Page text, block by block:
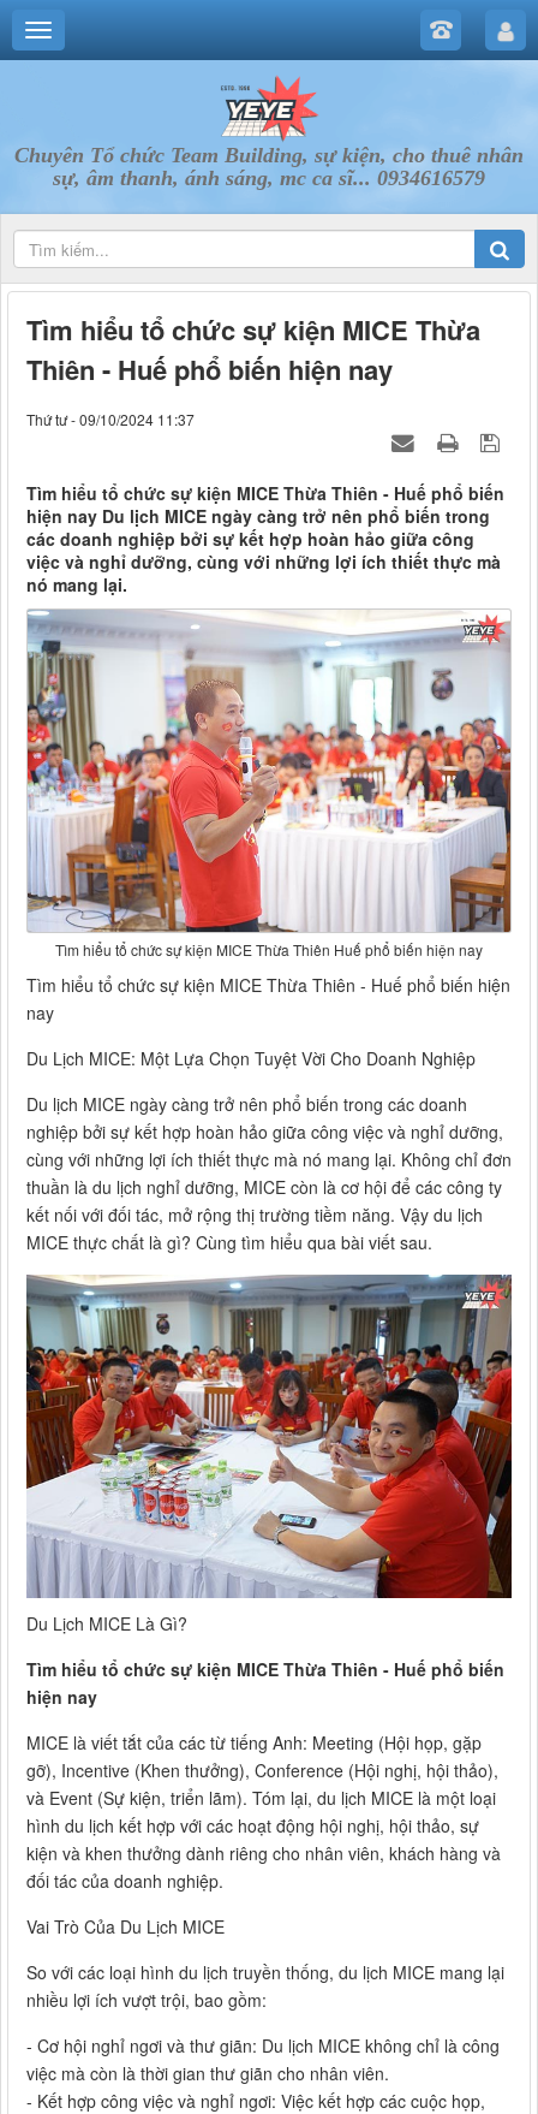
Chuyên Tổ chức Team Building, sự kiện, cho thuê nhân
sự, âm thanh, ánh sáng, mc ca sĩ... 0934616579
Tìm hiểu tổ chức sự kiện MICE Thừa
Thiên - Huế phổ biến hiện nay
Thứ tư - 09/10/2024 11:37
Tìm hiểu tổ chức sự kiện MICE Thừa Thiên - Huế phổ biến
hiện nay Du lịch MICE ngày càng trở nên phổ biến trong
các doanh nghiệp bởi sự kết hợp hoàn hảo giữa công
việc và nghỉ dưỡng, cùng với những lợi ích thiết thực mà
nó mang lại.
Tìm hiểu tổ chức sự kiện MICE Thừa Thiên Huế phổ biến hiện nay
Tìm hiểu tổ chức sự kiện MICE Thừa Thiên - Huế phổ biến hiện
nay
Du Lịch MICE: Một Lựa Chọn Tuyệt Vời Cho Doanh Nghiệp
Du lịch MICE ngày càng trở nên phổ biến trong các doanh
nghiệp bởi sự kết hợp hoàn hảo giữa công việc và nghỉ dưỡng,
cùng với những lợi ích thiết thực mà nó mang lại. Không chỉ đơn
thuần là du lịch nghỉ dưỡng, MICE còn là cơ hội để các công ty
kết nối với đối tác, mở rộng thị trường tiềm năng. Vậy du lịch
MICE thực chất là gì? Cùng tìm hiểu qua bài viết sau.
Du Lịch MICE Là Gì?
Tìm hiểu tổ chức sự kiện MICE Thừa Thiên - Huế phổ biến
hiện nay
MICE là viết tắt của các từ tiếng Anh: Meeting (Hội họp, gặp
gỡ), Incentive (Khen thưởng), Conference (Hội nghị, hội thảo),
và Event (Sự kiện, triển lãm). Tóm lại, du lịch MICE là một loại
hình du lịch kết hợp với các hoạt động hội nghị, hội thảo, sự
kiện và khen thưởng dành riêng cho nhân viên, khách hàng và
đối tác của doanh nghiệp.
Vai Trò Của Du Lịch MICE
So với các loại hình du lịch truyền thống, du lịch MICE mang lại
nhiều lợi ích vượt trội, bao gồm:
- Cơ hội nghỉ ngơi và thư giãn: Du lịch MICE không chỉ là công
việc mà còn là thời gian thư giãn cho nhân viên.
- Kết hợp công việc và nghỉ ngơi: Việc kết hợp các cuộc họp,